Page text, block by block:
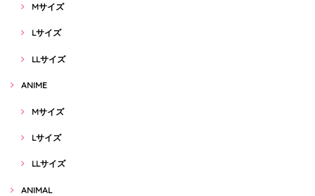
Mサイズ
Lサイズ
LLサイズ
ANIME
Mサイズ
Lサイズ
LLサイズ
ANIMAL